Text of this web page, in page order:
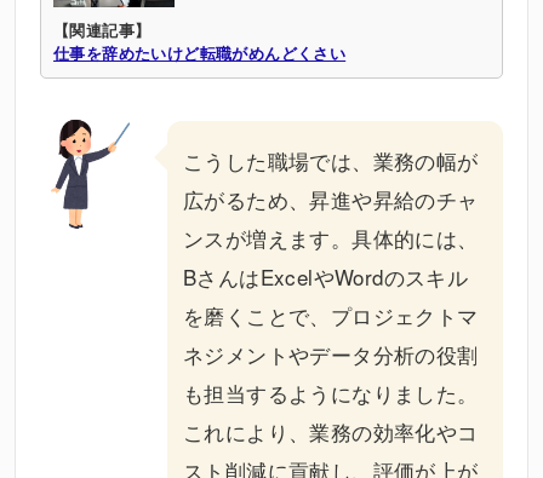
【関連記事】
仕事を辞めたいけど転職がめんどくさい
こうした職場では、業務の幅が
広がるため、昇進や昇給のチャ
ンスが増えます。具体的には、
BさんはExcelやWordのスキル
を磨くことで、プロジェクトマ
ネジメントやデータ分析の役割
も担当するようになりました。
これにより、業務の効率化やコ
スト削減に貢献し、評価が上が